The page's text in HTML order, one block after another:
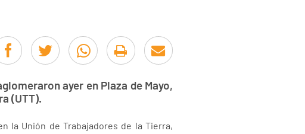
ayer en Plaza de Mayo,
(UTT).
la Unión de Trabajadores de la Tierra,